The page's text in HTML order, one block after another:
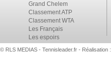
Grand Chelem
Classement ATP
Classement WTA
Les Français
Les espoirs
© RLS MEDIAS - Tennisleader.fr - Réalisation :